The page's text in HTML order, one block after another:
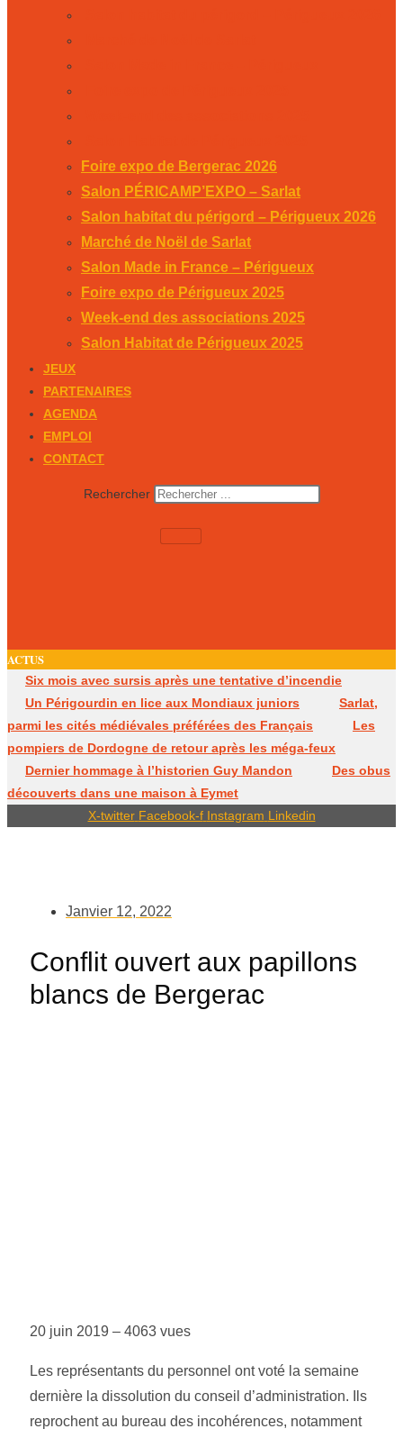
Foire expo de Bergerac 2026
Salon PÉRICAMP’EXPO – Sarlat
Salon habitat du périgord – Périgueux 2026
Marché de Noël de Sarlat
Salon Made in France – Périgueux
Foire expo de Périgueux 2025
Week-end des associations 2025
Salon Habitat de Périgueux 2025
JEUX
PARTENAIRES
AGENDA
EMPLOI
CONTACT
Rechercher
ACTUS
Six mois avec sursis après une tentative d’incendie
Un Périgourdin en lice aux Mondiaux juniors
Sarlat,
parmi les cités médiévales préférées des Français
Les
pompiers de Dordogne de retour après les méga-feux
Dernier hommage à l’historien Guy Mandon
Des obus
découverts dans une maison à Eymet
X-twitter Facebook-f Instagram Linkedin
Janvier 12, 2022
Conflit ouvert aux papillons
blancs de Bergerac
20 juin 2019 – 4063 vues
Les représentants du personnel ont voté la semaine
dernière la dissolution du conseil d’administration. Ils
reprochent au bureau des incohérences, notamment